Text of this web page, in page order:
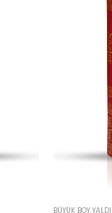
BÜYÜK BOY